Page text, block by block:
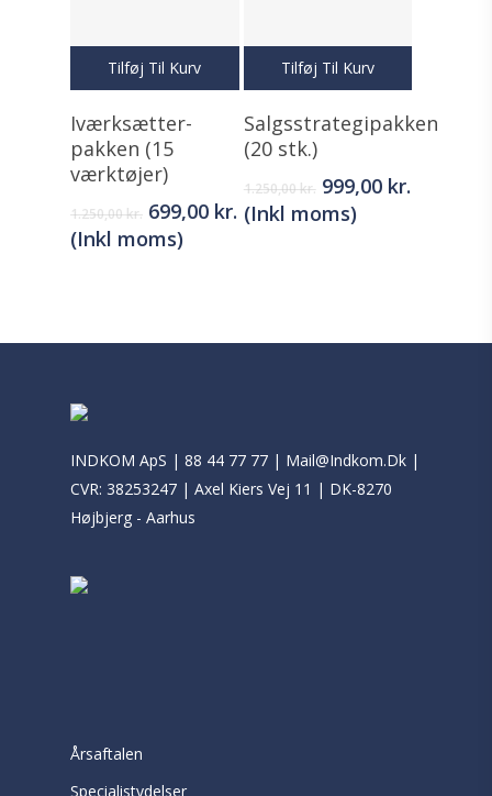
Tilføj Til Kurv
Iværksætter-
pakken (15
værktøjer)
1.250,00kr. Original
price
was:
699,00 kr. Current
(Inkl moms)
Tilføj Til Kurv
Salgsstrategipakken
(20 stk.)
1.250,00kr. Original
price
was:
999,00 kr.Current
(Inkl moms)
INDKOM ApS | 88 44 77 77 | Mail@Indkom.Dk |
CVR: 38253247 | Axel Kiers Vej 11 | DK-8270
Højbjerg - Aarhus
Årsaftalen
Specialistydelser